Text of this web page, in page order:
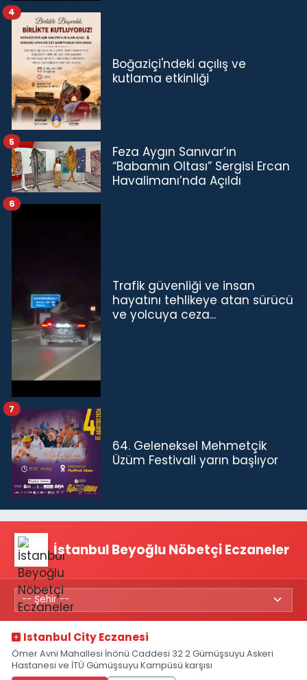
Boğaziçi'ndeki açılış ve
kutlama etkinliği
4
Feza Aygın Sanıvar’ın
“Babamın Oltası” Sergisi Ercan
Havalimanı’nda Açıldı
5
Trafik güvenliği ve insan
hayatını tehlikeye atan sürücü
ve yolcuya ceza...
6
64. Geleneksel Mehmetçik
Üzüm Festivali yarın başlıyor
7
İstanbul Beyoğlu Nöbetçi Eczaneler
Istanbul City Eczanesi
Ömer Avni Mahallesi İnönü Caddesi 32 2 Gümüşsuyu Askeri
Hastanesi ve İTÜ Gümüşsuyu Kampüsü karşısı